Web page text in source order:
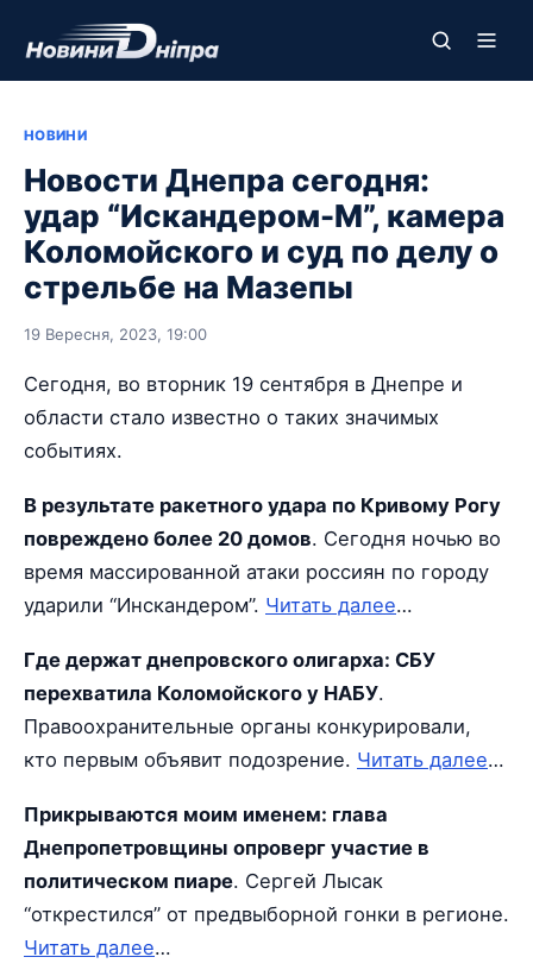
НОВИНИ
Новости Днепра сегодня:
удар “Искандером-М”, камера
Коломойского и суд по делу о
стрельбе на Мазепы
19 Вересня, 2023, 19:00
Сегодня, во вторник 19 сентября в Днепре и
области стало известно о таких значимых
событиях.
В результате ракетного удара по Кривому Рогу
повреждено более 20 домов. Сегодня ночью во
время массированной атаки россиян по городу
ударили “Инскандером”. Читать далее…
Где держат днепровского олигарха: СБУ
перехватила Коломойского у НАБУ.
Правоохранительные органы конкурировали,
кто первым объявит подозрение. Читать далее…
Прикрываются моим именем: глава
Днепропетровщины опроверг участие в
политическом пиаре. Сергей Лысак
“открестился” от предвыборной гонки в регионе.
Читать далее…